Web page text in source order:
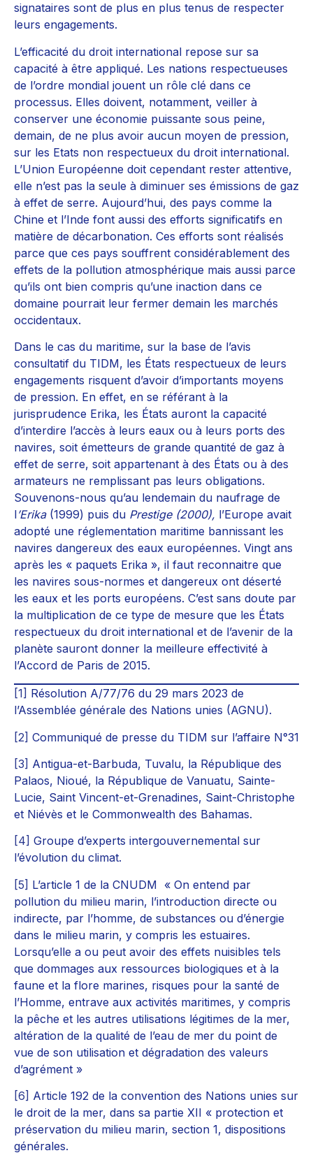
signataires sont de plus en plus tenus de respecter
leurs engagements.
L’efficacité du droit international repose sur sa
capacité à être appliqué. Les nations respectueuses
de l’ordre mondial jouent un rôle clé dans ce
processus. Elles doivent, notamment, veiller à
conserver une économie puissante sous peine,
demain, de ne plus avoir aucun moyen de pression,
sur les Etats non respectueux du droit international.
L’Union Européenne doit cependant rester attentive,
elle n’est pas la seule à diminuer ses émissions de gaz
à effet de serre. Aujourd’hui, des pays comme la
Chine et l’Inde font aussi des efforts significatifs en
matière de décarbonation. Ces efforts sont réalisés
parce que ces pays souffrent considérablement des
effets de la pollution atmosphérique mais aussi parce
qu’ils ont bien compris qu’une inaction dans ce
domaine pourrait leur fermer demain les marchés
occidentaux.
Dans le cas du maritime, sur la base de l’avis
consultatif du TIDM, les États respectueux de leurs
engagements risquent d’avoir d’importants moyens
de pression. En effet, en se référant à la
jurisprudence Erika, les États auront la capacité
d’interdire l’accès à leurs eaux ou à leurs ports des
navires, soit émetteurs de grande quantité de gaz à
effet de serre, soit appartenant à des États ou à des
armateurs ne remplissant pas leurs obligations.
Souvenons-nous qu’au lendemain du naufrage de
l’Erika(1999) puis du Prestige (2000), l’Europe avait
adopté une réglementation maritime bannissant les
navires dangereux des eaux européennes. Vingt ans
après les « paquets Erika », il faut reconnaitre que
les navires sous-normes et dangereux ont déserté
les eaux et les ports européens. C’est sans doute par
la multiplication de ce type de mesure que les États
respectueux du droit international et de l’avenir de la
planète sauront donner la meilleure effectivité à
l’Accord de Paris de 2015.
[1] Résolution A/77/76 du 29 mars 2023 de
l’Assemblée générale des Nations unies (AGNU).
[2] Communiqué de presse du TIDM sur l’affaire N°31
[3] Antigua-et-Barbuda, Tuvalu, la République des
Palaos, Nioué, la République de Vanuatu, Sainte-
Lucie, Saint Vincent-et-Grenadines, Saint-Christophe
et Niévès et le Commonwealth des Bahamas.
[4] Groupe d’experts intergouvernemental sur
l’évolution du climat.
[5] L’article 1 de la CNUDM « On entend par
pollution du milieu marin, l’introduction directe ou
indirecte, par l’homme, de substances ou d’énergie
dans le milieu marin, y compris les estuaires.
Lorsqu’elle a ou peut avoir des effets nuisibles tels
que dommages aux ressources biologiques et à la
faune et la flore marines, risques pour la santé de
l’Homme, entrave aux activités maritimes, y compris
la pêche et les autres utilisations légitimes de la mer,
altération de la qualité de l’eau de mer du point de
vue de son utilisation et dégradation des valeurs
d’agrément »
[6] Article 192 de la convention des Nations unies sur
le droit de la mer, dans sa partie XII « protection et
préservation du milieu marin, section 1, dispositions
générales.